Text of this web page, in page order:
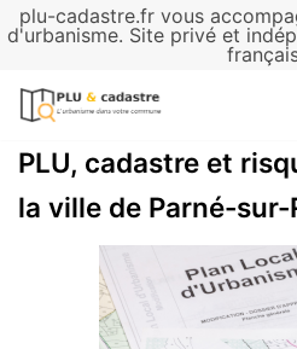
plu-cadastre.fr vous
d'urbanisme. Site privé et
Aller
contenu
PLU, cadastre et
la ville de Parné-